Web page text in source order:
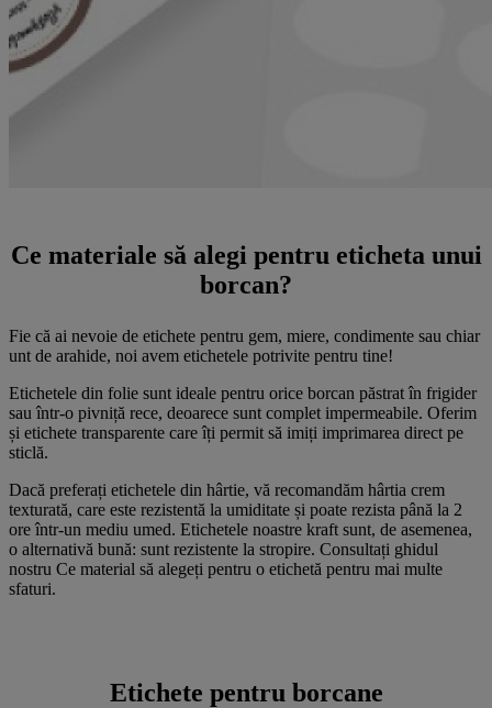
Ce materiale să alegi pentru eticheta unui
borcan?
Fie că ai nevoie de etichete pentru gem, miere, condimente sau chiar
unt de arahide, noi avem etichetele potrivite pentru tine!
Etichetele din folie sunt ideale pentru orice borcan păstrat în frigider
sau într-o pivniță rece, deoarece sunt complet impermeabile. Oferim
și etichete transparente care îți permit să imiți imprimarea direct pe
sticlă.
Dacă preferați etichetele din hârtie, vă recomandăm hârtia crem
texturată, care este rezistentă la umiditate și poate rezista până la 2
ore într-un mediu umed. Etichetele noastre kraft sunt, de asemenea,
o alternativă bună: sunt rezistente la stropire. Consultați ghidul
nostru Ce material să alegeți pentru o etichetă pentru mai multe
sfaturi.
Etichete pentru borcane